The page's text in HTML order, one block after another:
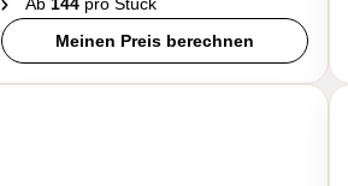
Meinen Preis berechnen